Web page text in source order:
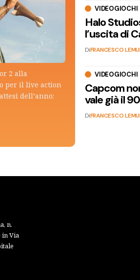
2 alla
per il live action
dell’anno:
VIDEOGIOCHI
Halo
l’uscita di
DiFRANCESCO
VIDEOGIOCHI
Capcom
vale già il
DiFRANCESCO
n.
in Via